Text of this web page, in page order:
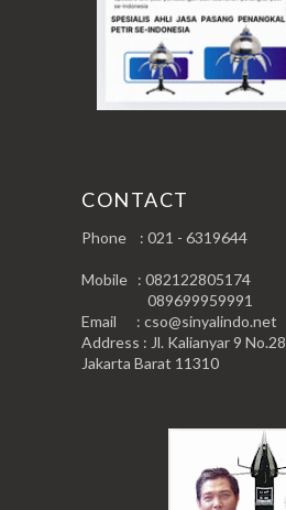
CONTACT
Phone : 021 - 6319644
Mobile : 082122805174
089699959991
Email : cso@sinyalindo.net
Address : Jl. Kalianyar 9 No.28
Jakarta Barat 11310